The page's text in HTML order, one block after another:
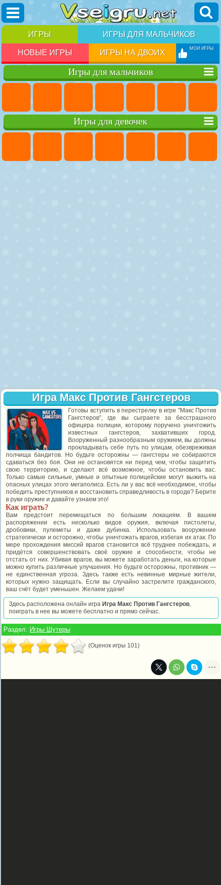
ИГРЫ ИГРЫ ДЛЯ МАЛЬЧИКОВ
НОВЫЕ ИГРЫ ИГРЫ НА ДВОИХ МОИ ИГРЫ
Игры для мальчиков
Игры для девочек
Игра Макс Против Гангстеров
Готовы вступить в перестрелку в игре "Макс Против
Гангстеров", где вы сыграете за бесстрашного
офицера полиции, которому поручено уничтожить
известных гангстеров, захвативших город.
Вооруженный разнообразным оружием, вы должны
прокладывать себе путь по улицам, обезвреживая
полчища бандитов. Но будьте осторожны — гангстеры не собираются
сдаваться без боя. Они не остановятся ни перед чем, чтобы защитить
свою территорию, и сделают всё возможное, чтобы остановить вас.
Только самые сильные, умные и опытные полицейские могут выжить на
опасных улицах этого мегаполиса. Есть ли у вас всё необходимое, чтобы
победить преступников и восстановить справедливость в городе? Берите
в руки оружие и давайте узнаем это!
Как играть?
Вам предстоит перемещаться по большим локациям. В вашем
распоряжении есть несколько видов оружия, включая пистолеты,
дробовики, пулеметы и даже дубинка. Использовать вооружение
стратегически и осторожно, чтобы уничтожать врагов, избегая их атак. По
мере прохождения миссий врагов становится всё труднее побеждать, и
придётся совершенствовать своё оружие и способности, чтобы не
отстать от них. Убивая врагов, вы можете заработать деньги, на которые
можно купить различные улучшения. Но будьте осторожны, противник —
не единственная угроза. Здесь также есть невинные мирные жители,
которых нужно защищать. Если вы случайно застрелите гражданского,
ваш счёт будет уменьшен. Желаем удачи!
Здесь расположена онлайн игра Игра Макс Против Гангстеров,
поиграть в нее вы можете бесплатно и прямо сейчас.
Раздел: Игры Шутеры
(Оценок игры 101)